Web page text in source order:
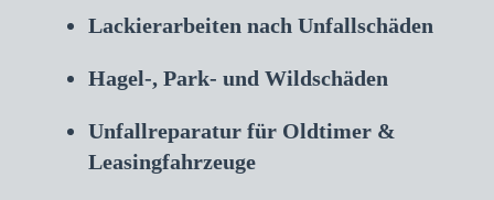
Lackierarbeiten nach Unfallschäden
Hagel-, Park- und Wildschäden
Unfallreparatur für Oldtimer &
Leasingfahrzeuge